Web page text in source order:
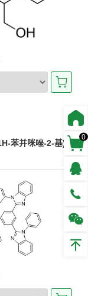
苯并咪唑-2-基)
0